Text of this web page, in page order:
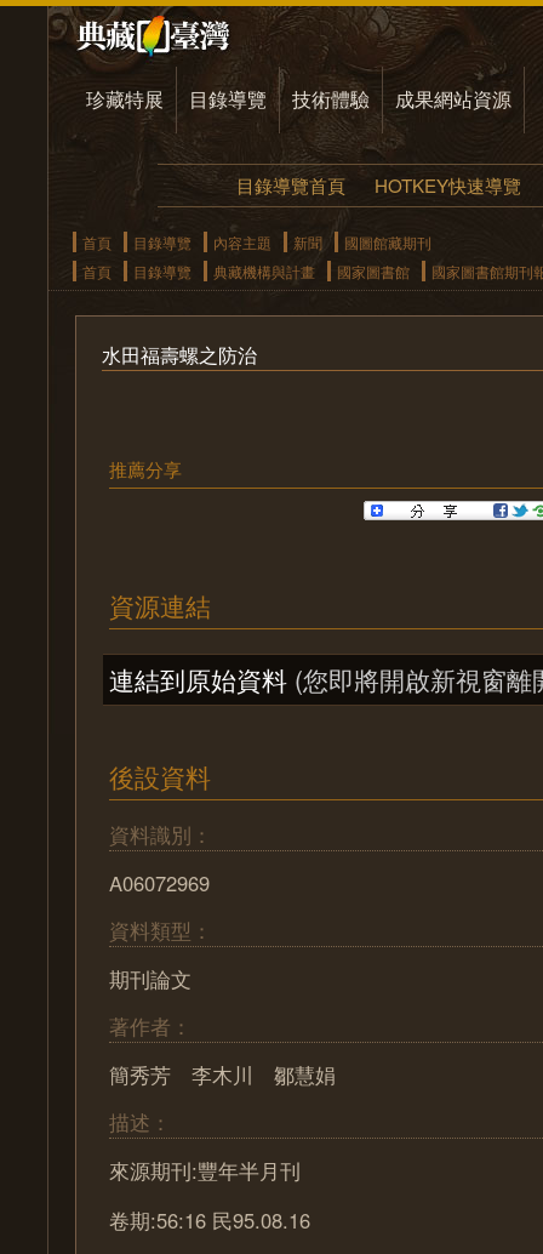
珍藏特展 目錄導覽 技術體驗 成果網站資源
目錄導覽首頁 HOTKEY快速導覽
首頁 目錄導覽 內容主題 新聞
國圖館藏期刊
首頁
目錄導覽 典藏機構與計畫 國家圖書館 國家圖書館期刊
水田福壽螺之防治
推薦分享
資源連結
連結到原始資料 (您即將開啟新視窗離
後設資料
資料識別：
A06072969
資料類型：
期刊論文
著作者：
簡秀芳 李木川 鄒慧娟
描述：
來源期刊:豐年半月刊
卷期:56:16 民95.08.16